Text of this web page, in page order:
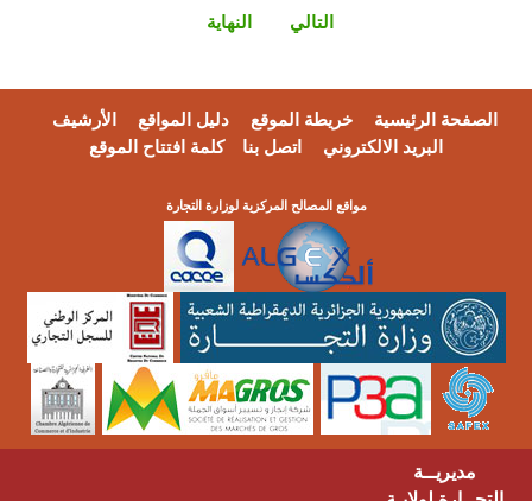
التالي
النهاية
الصفحة الرئيسية خريطة الموقع دليل المواقع
الأرشيف
البريد الالكتروني
اتصل بنا كلمة افتتاح الموقع
مواقع المصالح المركزية لوزارة التجارة
مديريــة